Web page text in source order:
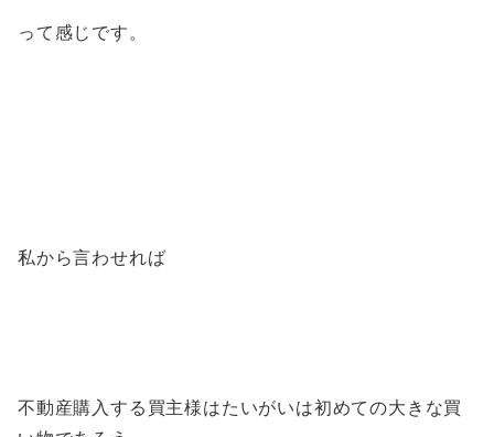
って感じです。
私から言わせれば
不動産購入する買主様はたいがいは初めての大きな買